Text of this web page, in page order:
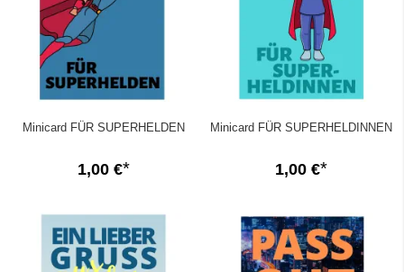
Minicard FÜR SUPERHELDEN
1,00 €
Minicard FÜR SUPERHELDINNEN
1,00 €